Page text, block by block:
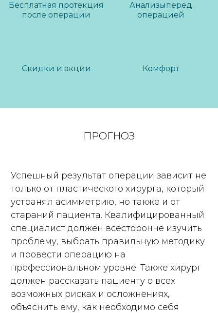
Бесплатная протекция
после операции
Анализыперед
операцией
Скидки и акции Комфорт
ПРОГНОЗ
Успешный результат операции зависит не
только от пластического хирурга, который
устранял асимметрию, но также и от
стараний пациента. Квалифицированный
специалист должен всесторонне изучить
проблему, выбрать правильную методику
и провести операцию на
профессиональном уровне. Также хирург
должен рассказать пациенту о всех
возможных рисках и осложнениях,
объяснить ему, как необходимо себя